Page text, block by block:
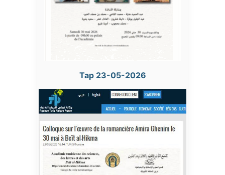
Tap 23-05-2026